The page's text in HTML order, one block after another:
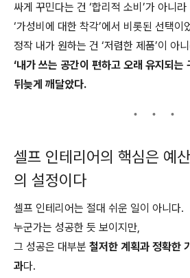
싸게 꾸민다는 건 ‘합리적 소비’가 아니라
‘가성비에 대한 착각’에서 비롯된 선택이
정작 내가 원하는 건 ‘저렴한 제품’이 아
‘내가 쓰는 공간이 편하고 오래 유지되는
뒤늦게 깨달았다.
셀프 인테리어의 핵심은 예
의 설정이다
셀프 인테리어는 절대 쉬운 일이 아니다.
누군가는 성공한 듯 보이지만,
그 성공은 대부분 철저한 계획과 정확한
과다.